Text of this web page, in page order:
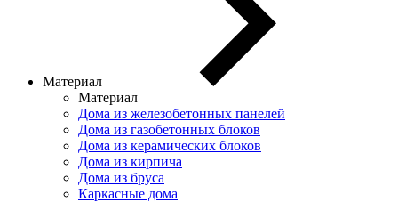
Материал
Материал
Дома из железобетонных панелей
Дома из газобетонных блоков
Дома из керамических блоков
Дома из кирпича
Дома из бруса
Каркасные дома